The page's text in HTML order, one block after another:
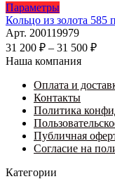
ПараметрыЭтот
товар
имеет
несколько
вариаций.
можно
выбрать
на
странице
товара.
Кольцо из золота
Арт. 200119979
31 200 ₽ – 31 500 ₽
31
Наша компания
Оплата и
Контакты
Политика
Публичная
Согласие на
Категории